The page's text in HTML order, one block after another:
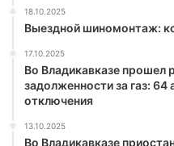
18.10.2025
Выездной шиномонтаж:
17.10.2025
Во Владикавказе прошел
задолженности за газ: 64
отключения
13.10.2025
Во Владикавказе